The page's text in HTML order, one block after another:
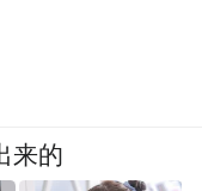
来的